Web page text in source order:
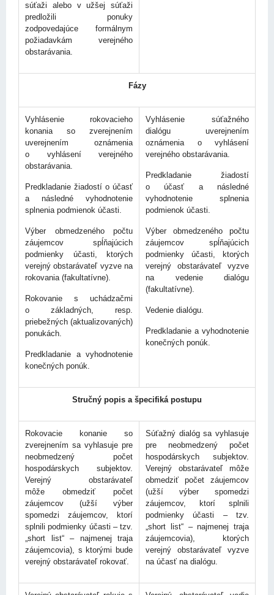
súťaži alebo v užšej súťaži
predložili ponuky
zodpovedajúce formálnym
požiadavkám verejného
obstarávania.
Fázy
Vyhlásenie rokovacieho
konania so zverejnením
uverejnením oznámenia
o vyhlásení verejného
obstarávania.
Predkladanie žiadostí o účasť
a následné vyhodnotenie
splnenia podmienok účasti.
Výber obmedzeného počtu
záujemcov spĺňajúcich
podmienky účasti, ktorých
verejný obstarávateľ vyzve na
rokovania (fakultatívne).
Rokovanie s uchádzačmi
o základných, resp.
priebežných (aktualizovaných)
ponukách.
Predkladanie a vyhodnotenie
konečných ponúk.
Vyhlásenie súťažného
dialógu uverejnením
oznámenia o vyhlásení
verejného obstarávania.
Predkladanie žiadostí
o účasť a následné
vyhodnotenie splnenia
podmienok účasti.
Výber obmedzeného počtu
záujemcov spĺňajúcich
podmienky účasti, ktorých
verejný obstarávateľ vyzve
na vedenie dialógu
(fakultatívne).
Vedenie dialógu.
Predkladanie a vyhodnotenie
konečných ponúk.
Stručný popis a špecifiká postupu
Rokovacie konanie so
zverejnením sa vyhlasuje pre
neobmedzený počet
hospodárskych subjektov.
Verejný obstarávateľ
môže obmedziť počet
záujemcov (užší výber
spomedzi záujemcov, ktorí
splnili podmienky účasti – tzv.
„short list“ – najmenej traja
záujemcovia), s ktorými bude
verejný obstarávateľ rokovať.
Súťažný dialóg sa vyhlasuje
pre neobmedzený počet
hospodárskych subjektov.
Verejný obstarávateľ môže
obmedziť počet záujemcov
(užší výber spomedzi
záujemcov, ktorí splnili
podmienky účasti – tzv.
„short list“ – najmenej traja
záujemcovia), ktorých
verejný obstarávateľ vyzve
na účasť na dialógu.